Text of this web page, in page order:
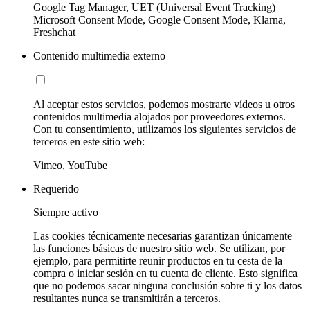
Google Tag Manager, UET (Universal Event Tracking)
Microsoft Consent Mode, Google Consent Mode, Klarna,
Freshchat
Contenido multimedia externo
Al aceptar estos servicios, podemos mostrarte vídeos u otros
contenidos multimedia alojados por proveedores externos.
Con tu consentimiento, utilizamos los siguientes servicios de
terceros en este sitio web:
Vimeo, YouTube
Requerido
Siempre activo
Las cookies técnicamente necesarias garantizan únicamente
las funciones básicas de nuestro sitio web. Se utilizan, por
ejemplo, para permitirte reunir productos en tu cesta de la
compra o iniciar sesión en tu cuenta de cliente. Esto significa
que no podemos sacar ninguna conclusión sobre ti y los datos
resultantes nunca se transmitirán a terceros.